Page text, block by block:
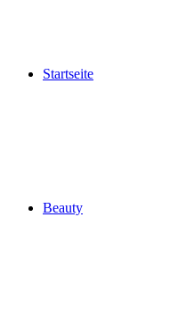
Startseite
Beauty